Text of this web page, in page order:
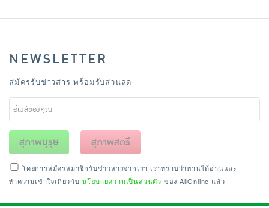
NEWSLETTER
สมัครรับข่าวสาร พร้อมรับส่วนลด
สุภาพบุรุษ สุภาพสตรี
โดยการสมัครสมาชิกรับข่าวสารจากเรา เราทราบว่าท่านได้อ่านและ
ทำความเข้าใจเกี่ยวกับ นโยบายความเป็นส่วนตัว ของ AllOnline แล้ว